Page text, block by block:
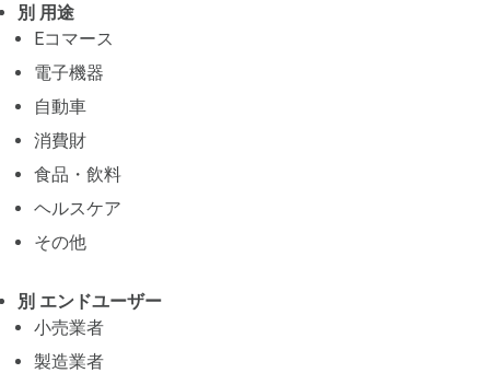
別 用途
Eコマース
電子機器
自動車
消費財
食品・飲料
ヘルスケア
その他
別 エンドユーザー
小売業者
製造業者